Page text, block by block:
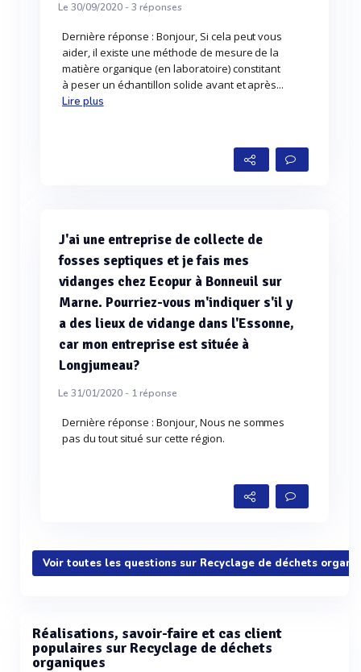
Le 30/09/2020 -3 réponses
Dernière réponse : Bonjour, Si cela peut vous
aider, il existe une méthode de mesure de la
matière organique (en laboratoire) constitant
à peser un échantillon solide avant et après...
Lire plus
J'ai une entreprise de collecte de
fosses septiques et je fais mes
vidanges chez Ecopur à Bonneuil sur
Marne. Pourriez-vous m'indiquer s'il y
a des lieux de vidange dans l'Essonne,
car mon entreprise est située à
Longjumeau?
Le 31/01/2020 - 1réponse
Dernière réponse : Bonjour, Nous ne sommes
pas du tout situé sur cette région.
Voir toutes les questions sur Recyclage de déchets
Réalisations, savoir-faire et cas client
populaires sur Recyclage de déchets
organiques